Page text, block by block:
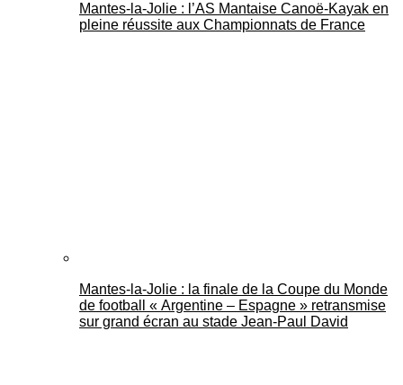
Mantes-la-Jolie : l’AS Mantaise Canoë‑Kayak en
pleine réussite aux Championnats de France
Mantes-la-Jolie : la finale de la Coupe du Monde
de football « Argentine – Espagne » retransmise
sur grand écran au stade Jean-Paul David